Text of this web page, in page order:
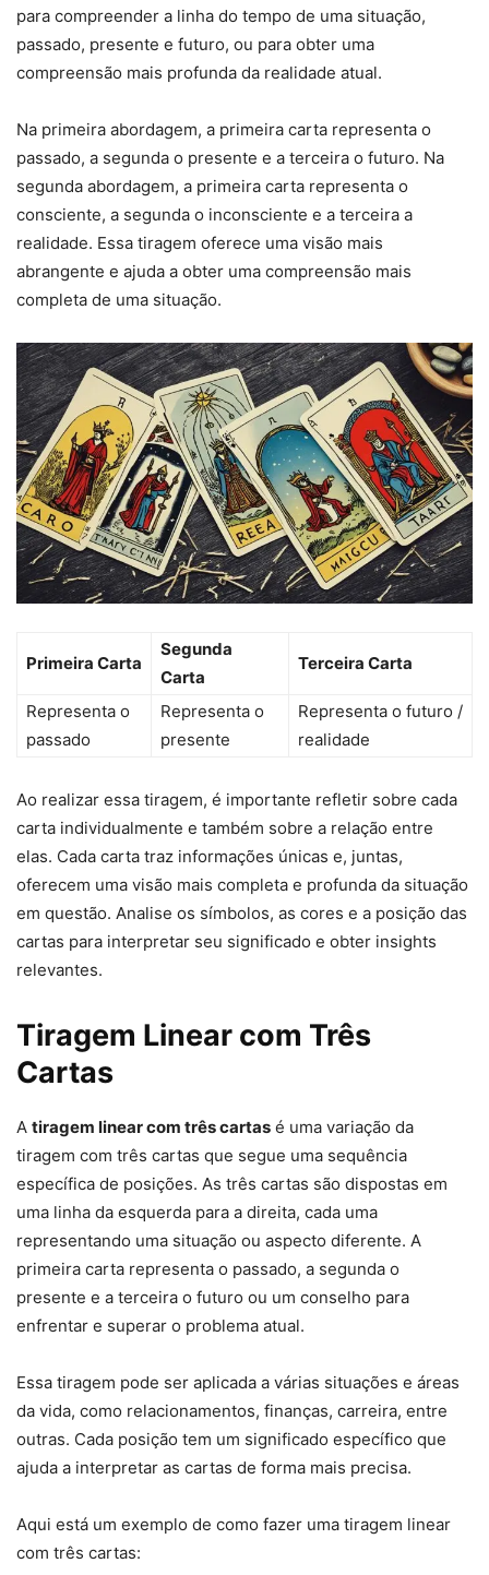
para compreender a linha do tempo de uma situação,
passado, presente e futuro, ou para obter uma
compreensão mais profunda da realidade atual.
Na primeira abordagem, a primeira carta representa o
passado, a segunda o presente e a terceira o futuro. Na
segunda abordagem, a primeira carta representa o
consciente, a segunda o inconsciente e a terceira a
realidade. Essa tiragem oferece uma visão mais
abrangente e ajuda a obter uma compreensão mais
completa de uma situação.
Primeira Carta
Segunda
Carta
Terceira Carta
Representa o
passado
Representa o
presente
Representa o futuro /
realidade
Ao realizar essa tiragem, é importante refletir sobre cada
carta individualmente e também sobre a relação entre
elas. Cada carta traz informações únicas e, juntas,
oferecem uma visão mais completa e profunda da situação
em questão. Analise os símbolos, as cores e a posição das
cartas para interpretar seu significado e obter insights
relevantes.
Tiragem Linear com Três
Cartas
A tiragem linear com três cartas é uma variação da
tiragem com três cartas que segue uma sequência
específica de posições. As três cartas são dispostas em
uma linha da esquerda para a direita, cada uma
representando uma situação ou aspecto diferente. A
primeira carta representa o passado, a segunda o
presente e a terceira o futuro ou um conselho para
enfrentar e superar o problema atual.
Essa tiragem pode ser aplicada a várias situações e áreas
da vida, como relacionamentos, finanças, carreira, entre
outras. Cada posição tem um significado específico que
ajuda a interpretar as cartas de forma mais precisa.
Aqui está um exemplo de como fazer uma tiragem linear
com três cartas: